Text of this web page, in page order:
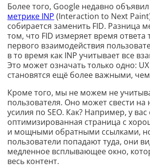
Более того, Google недавно
метрике INP (Interaction to Next
собирается заменить FID. Разница
том, что FID измеряет время ответа
первого взаимодействия
в то время как INP учитывает все
Это может означать только одно:
становятся ещё более важными,
Кроме того, мы не можем не
пользователя. Оно может свести на
усилия по SEO. Как? Например, у
оптимизированная страница с
и мощными обратными ссылками,
пользователи попадают туда, они
медленное всплывающее окно,
весь контент.